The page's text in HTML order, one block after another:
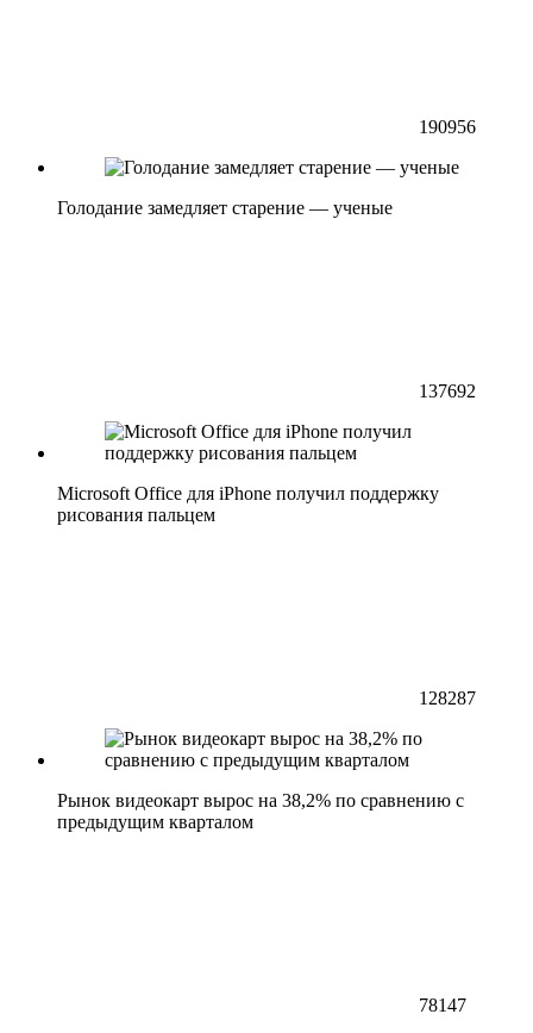
190956
Голодание замедляет старение — ученые
137692
Microsoft Office для iPhone получил поддержку
рисования пальцем
128287
Рынок видеокарт вырос на 38,2% по сравнению с
предыдущим кварталом
78147